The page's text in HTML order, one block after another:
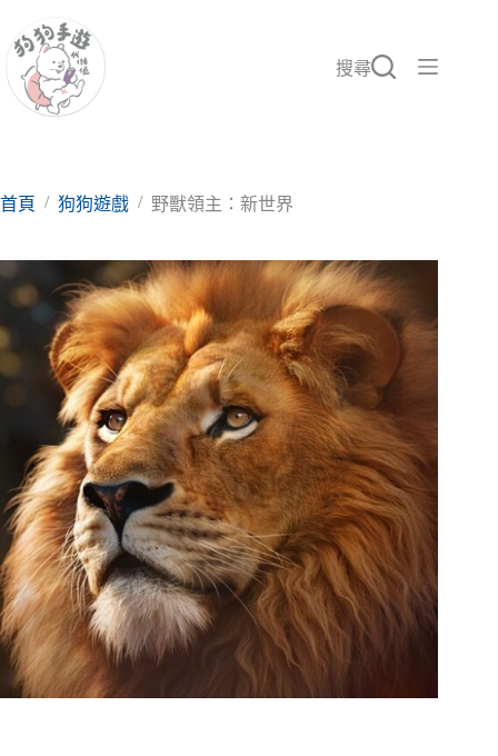
至
要
搜尋
首頁 / 狗狗遊戲 / 野獸領主：新世界